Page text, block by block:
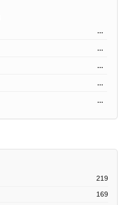
...
...
...
...
...
219
169